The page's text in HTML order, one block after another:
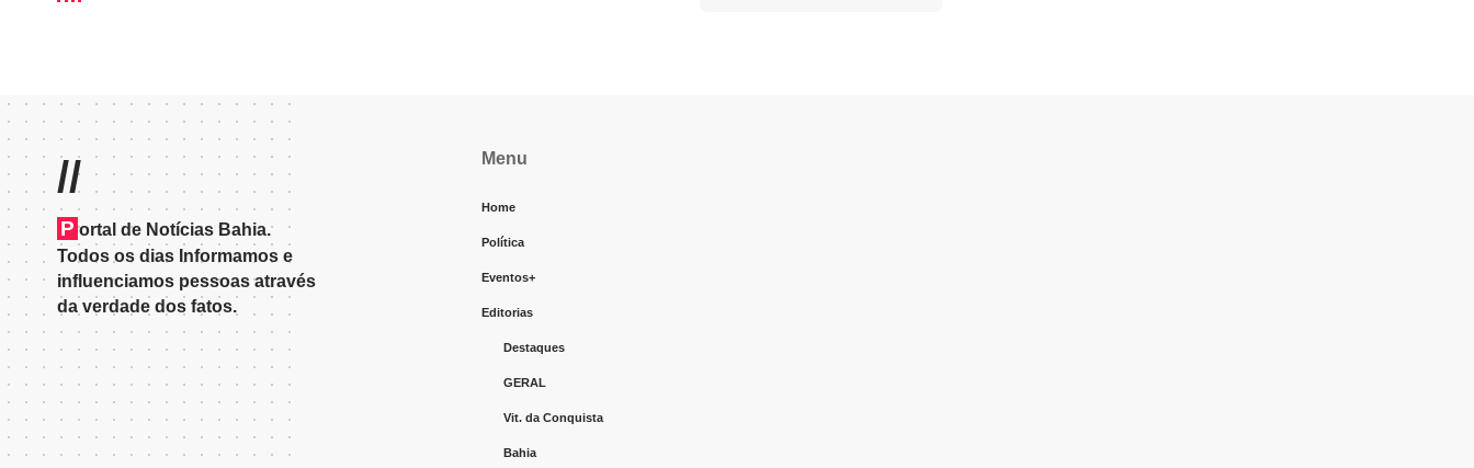
//
P ortal de Notícias Bahia.
Todos os dias Informamos e
influenciamos pessoas através
da verdade dos fatos.
Menu
Home
Política
Eventos+
Editorias
Destaques
GERAL
Vit. da Conquista
Bahia